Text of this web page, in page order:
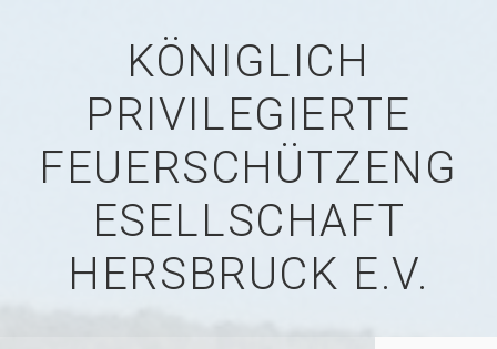
KÖNIGLICH
PRIVILEGIERTE
FEUERSCHÜTZENG
ESELLSCHAFT
HERSBRUCK E.V.